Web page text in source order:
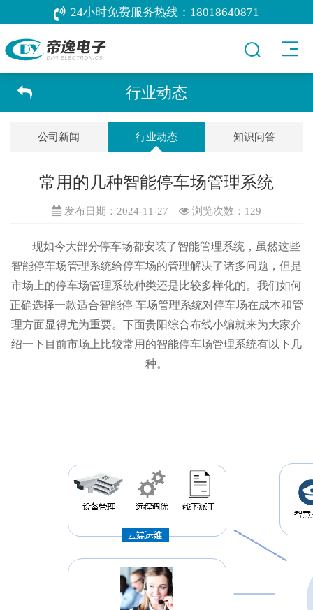
24小时免费服务热线： 18018640871
行业动态
公司新闻 行业动态 知识问答
常用的几种智能停车场管理系统
发布日期：2024-11-27 浏览次数： 129
现如今大部分停车场都安装了智能管理系统，虽然这些
智能停车场管理系统给停车场的管理解决了诸多问题，但是
市场上的停车场管理系统种类还是比较多样化的。我们如何
正确选择一款适合智能停 车场管理系统对停车场在成本和管
理方面显得尤为重要。下面贵阳综合布线小编就来为大家介
绍一下目前市场上比较常用的智能停车场管理系统有以下几
种。